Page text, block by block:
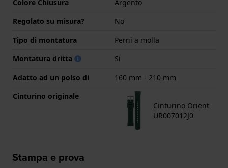
Colore Chiusura
Argento
Regolato su misura?
No
Tipo di montatura
Perni a molla
Montatura dritta
Si
Adatto ad un polso di
160 mm - 210 mm
Cinturino originale
Cinturino Orient
UR007012J0
Stampa e prova